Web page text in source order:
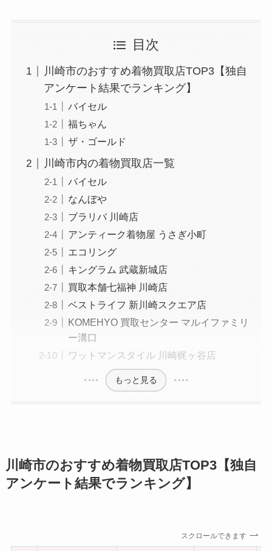
目次
川崎市のおすすめ着物買取店TOP3【独自
アンケート結果でランキング】
バイセル
福ちゃん
ザ・ゴールド
川崎市内の着物買取店一覧
バイセル
なんぼや
ブラリバ 川崎店
アンティーク着物屋 うさぎ小町
エコリング
キングラム 武蔵新城店
買取本舗七福神 川崎店
ベストライフ 新川崎スクエア店
KOMEHYO 買取センター マルイファミリ
ー溝口
ワットマンスタイル 川崎梶ヶ谷店
もっと見る
川崎市のおすすめ着物買取店TOP3【独自
アンケート結果でランキング】
スクロールできます